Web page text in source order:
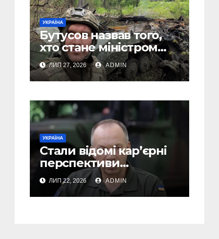
УКРАЇНА
Бутусов назвав того,
хто стане міністром
оборони України, і
пояснив, чому інакше
не може бути
ЛИП 27, 2026 ADMIN
УКРАЇНА
Стали відомі кар’єрні
перспективи
Сирського після
звільнення з посади
Головкому ВСУ
ЛИП 22, 2026 ADMIN